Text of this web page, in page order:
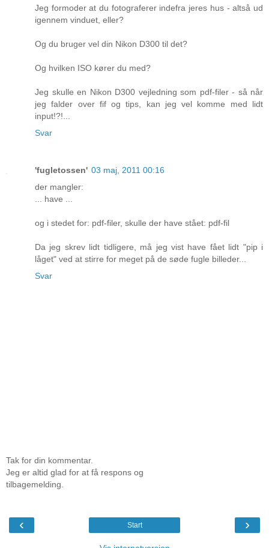
Jeg formoder at du fotograferer indefra jeres hus - altså ud
igennem vinduet, eller?
Og du bruger vel din Nikon D300 til det?
Og hvilken ISO kører du med?
Jeg skulle en Nikon D300 vejledning som pdf-filer - så når
jeg falder over fif og tips, kan jeg vel komme med lidt
input!?!...
Svar
'fugletossen' 03 maj, 2011 00:16
der mangler:
... have ...
og i stedet for: pdf-filer, skulle der have stået: pdf-fil
Da jeg skrev lidt tidligere, må jeg vist have fået lidt "pip i
låget" ved at stirre for meget på de søde fugle billeder...
Svar
Tak for din kommentar.
Jeg er altid glad for at få respons og
tilbagemelding.
‹ ›
Start